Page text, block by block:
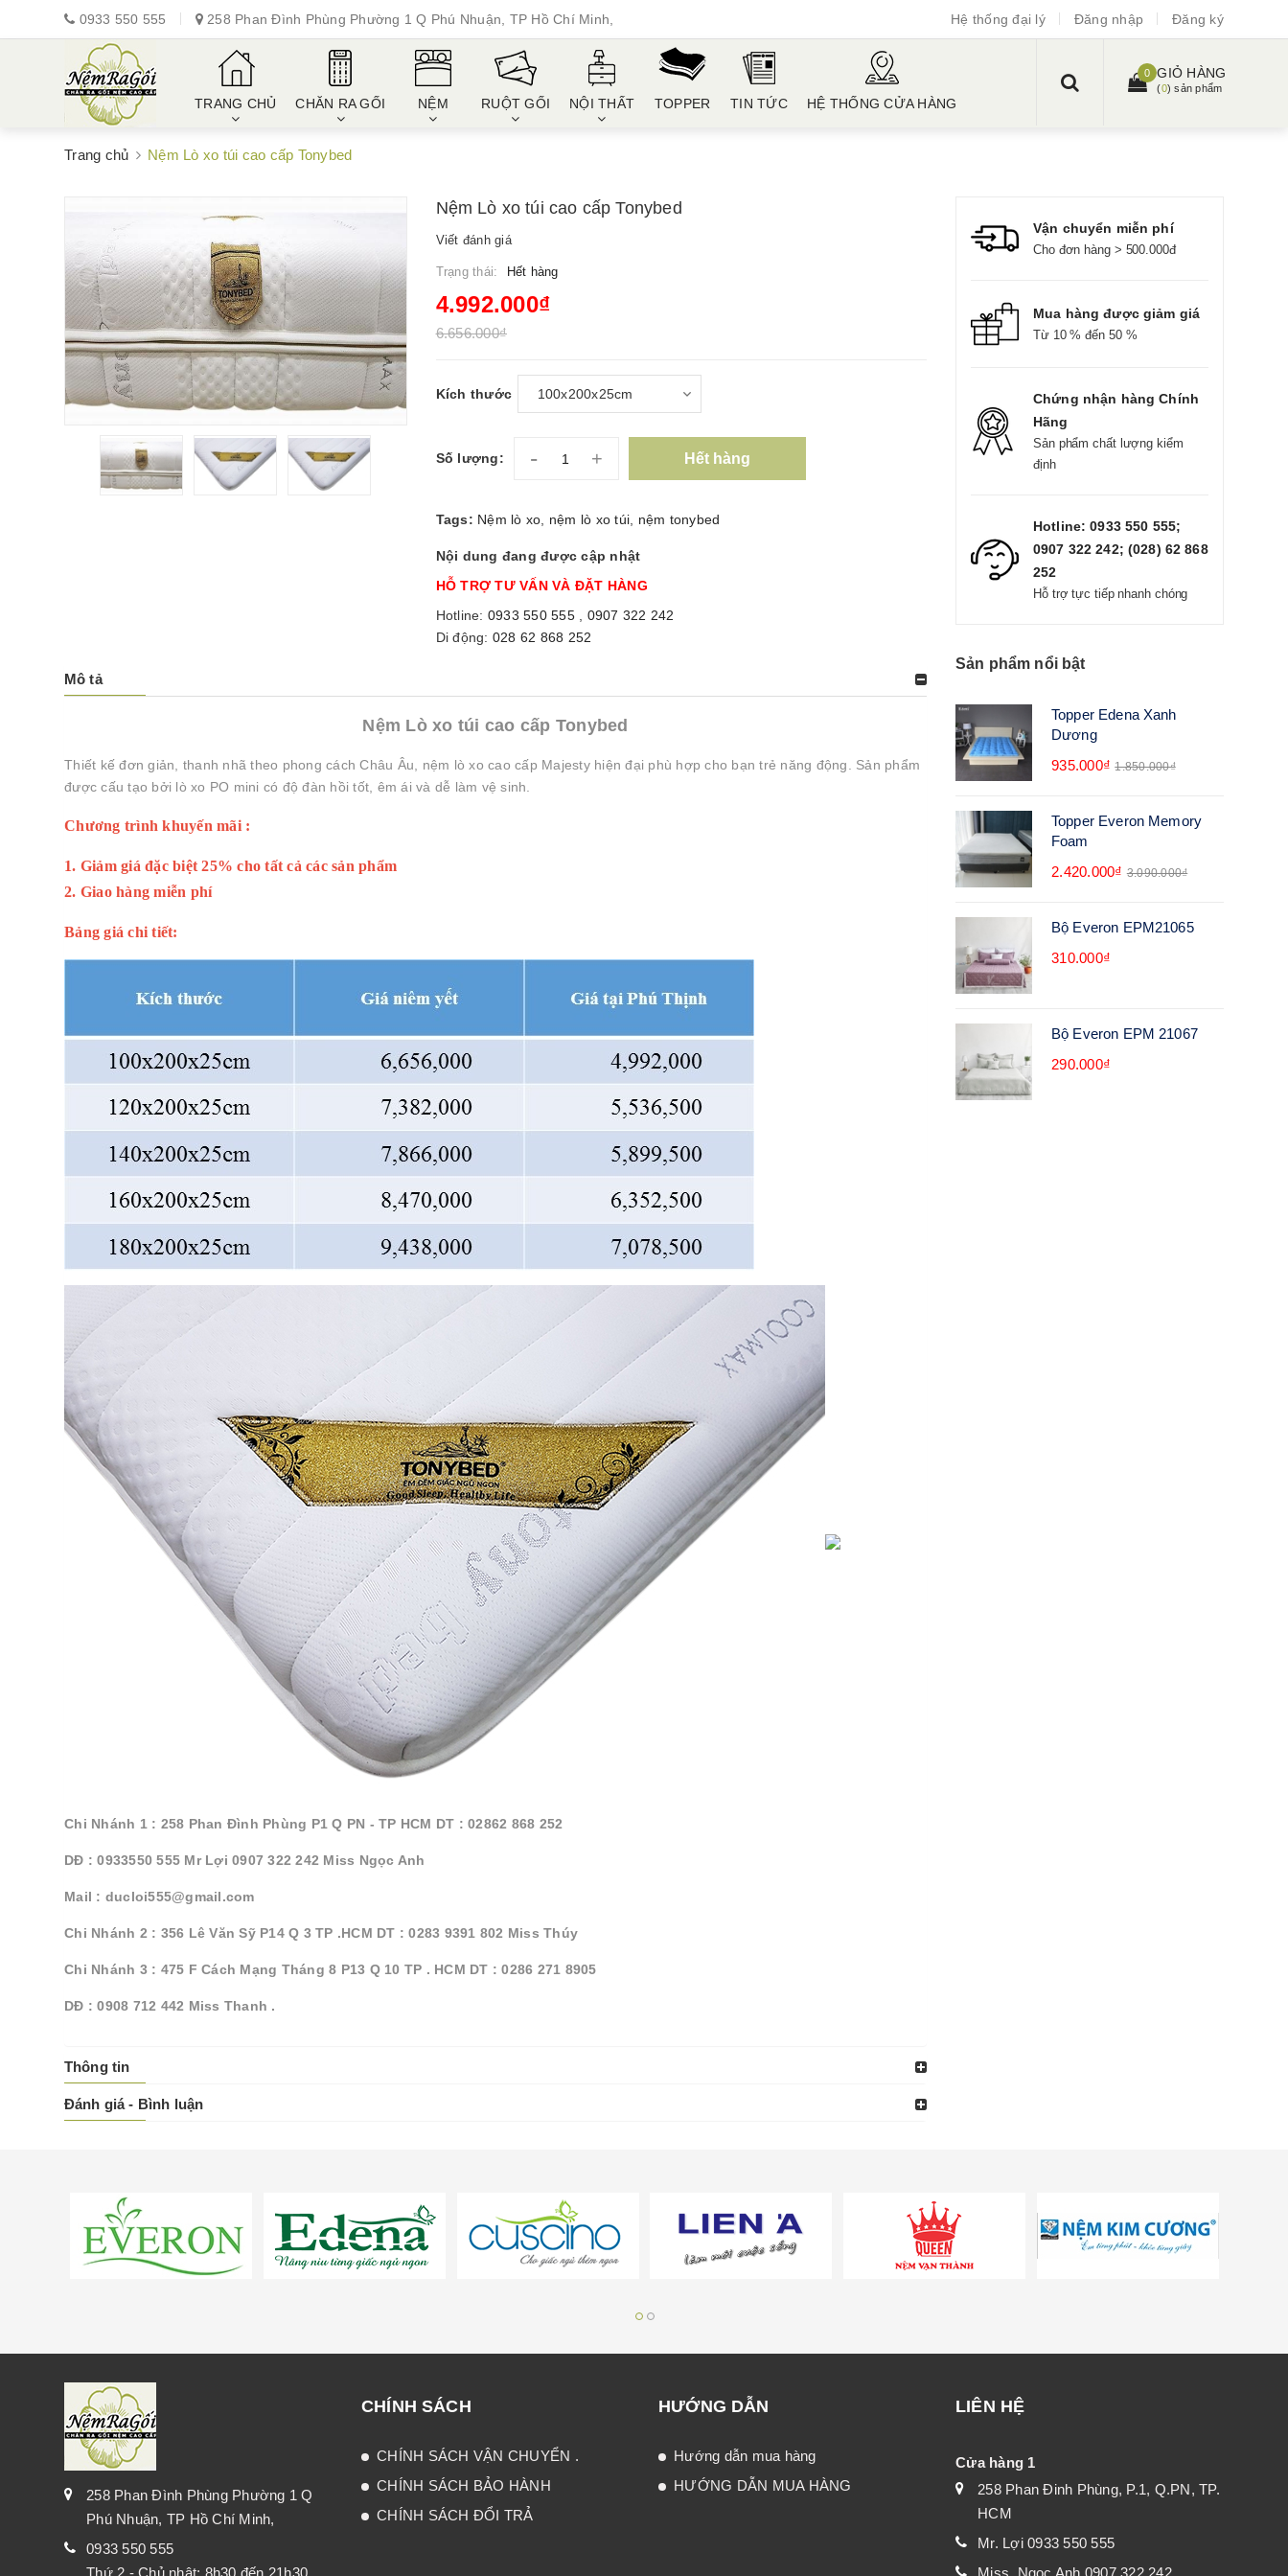
0933 550 555 258 Phan Đình Phùng Phường 1 Q Phú Nhuận, TP Hồ Chí Minh, Hệ thống đại lý Đăng nhập Đăng ký
TRANG CHỦ CHĂN RA GỐI NỆM RUỘT GỐI NỘI THẤT TOPPER TIN TỨC HỆ THỐNG CỬA HÀNG
0 GIỎ HÀNG
(0) sản phẩm
Trang chủ Nệm Lò xo túi cao cấp Tonybed
Nệm Lò xo túi cao cấp Tonybed
Viết đánh giá
Trạng thái: Hết hàng
4.992.000₫
6.656.000₫
Kích thước
Số lượng: - + Hết hàng
Tags: Nệm lò xo nệm lò xo túi nệm tonybed
Nội dung đang được cập nhật
HỖ TRỢ TƯ VẤN VÀ ĐẶT HÀNG
Hotline: 0933 550 555
0907 322 242
Di động: 028 62 868 252
Mô tả
Nệm Lò xo túi cao cấp Tonybed
Thiết kế đơn giản, thanh nhã theo phong cách Châu Âu, nệm lò xo cao cấp Majesty hiện đại phù hợp cho bạn trẻ năng động. Sản phẩm
được cấu tạo bởi lò xo PO mini có độ đàn hồi tốt, êm ái và dễ làm vệ sinh.
Chương trình khuyến mãi :
1. Giảm giá đặc biệt 25% cho tất cả các sản phẩm
2. Giao hàng miễn phí
Bảng giá chi tiết:
Chi Nhánh 1 : 258 Phan Đình Phùng P1 Q PN - TP HCM DT : 02862 868 252
DĐ : 0933550 555 Mr Lợi 0907 322 242 Miss Ngọc Anh
Mail : ducloi555@gmail.com
Chi Nhánh 2 : 356 Lê Văn Sỹ P14 Q 3 TP .HCM DT : 0283 9391 802 Miss Thúy
Chi Nhánh 3 : 475 F Cách Mạng Tháng 8 P13 Q 10 TP . HCM DT : 0286 271 8905
DĐ : 0908 712 442 Miss Thanh .
Thông tin
Đánh giá - Bình luận
Vận chuyển miễn phí
Cho đơn hàng > 500.000đ
Mua hàng được giảm giá
Từ 10 % đến 50 %
Chứng nhận hàng Chính
Hãng
Sản phẩm chất lượng kiểm
định
Hotline: 0933 550 555;
0907 322 242; (028) 62 868
252
Hỗ trợ tực tiếp nhanh chóng
Sản phẩm nổi bật
Topper Edena Xanh
Dương
935.000₫ 1.850.000₫
Topper Everon Memory
Foam
2.420.000₫ 3.090.000₫
Bộ Everon EPM21065
310.000₫
Bộ Everon EPM 21067
290.000₫
258 Phan Đình Phùng Phường 1 Q
Phú Nhuận, TP Hồ Chí Minh,
0933 550 555
Thứ 2 - Chủ nhật: 8h30 đến 21h30
CHÍNH SÁCH
CHÍNH SÁCH VẬN CHUYỂN .
CHÍNH SÁCH BẢO HÀNH
CHÍNH SÁCH ĐỔI TRẢ
HƯỚNG DẪN
Hướng dẫn mua hàng
HƯỚNG DẪN MUA HÀNG
LIÊN HỆ
Cửa hàng 1
258 Phan Đinh Phùng, P.1, Q.PN, TP.
HCM
Mr. Lợi 0933 550 555
Miss. Ngọc Anh 0907 322 242